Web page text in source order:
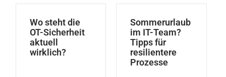
Wo steht die
OT-Sicherheit
aktuell
wirklich?
Sommerurlaub
im IT-Team?
Tipps für
resilientere
Prozesse